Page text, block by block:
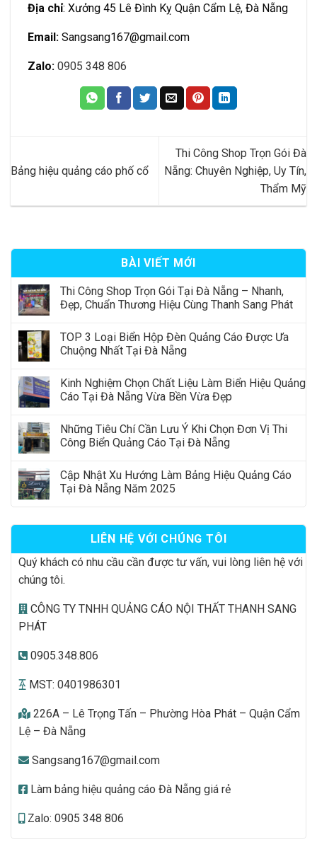
Địa chỉ: Xưởng 45 Lê Đình Kỵ Quận Cẩm Lệ, Đà Nẵng
Email: Sangsang167@gmail.com
Zalo: 0905 348 806
Bảng hiệu quảng cáo phố cổ
Thi Công Shop Trọn Gói Đà
Nẵng: Chuyên Nghiệp, Uy Tín,
Thẩm Mỹ
BÀI VIẾT MỚI
Thi Công Shop Trọn Gói Tại Đà Nẵng – Nhanh,
Đẹp, Chuẩn Thương Hiệu Cùng Thanh Sang Phát
TOP 3 Loại Biển Hộp Đèn Quảng Cáo Được Ưa
Chuộng Nhất Tại Đà Nẵng
Kinh Nghiệm Chọn Chất Liệu Làm Biển Hiệu Quảng
Cáo Tại Đà Nẵng Vừa Bền Vừa Đẹp
Những Tiêu Chí Cần Lưu Ý Khi Chọn Đơn Vị Thi
Công Biển Quảng Cáo Tại Đà Nẵng
Cập Nhật Xu Hướng Làm Bảng Hiệu Quảng Cáo
Tại Đà Nẵng Năm 2025
LIÊN HỆ VỚI CHÚNG TÔI
Quý khách có nhu cầu cần được tư vấn, vui lòng liên hệ với
chúng tôi.
CÔNG TY TNHH QUẢNG CÁO NỘI THẤT THANH SANG
PHÁT
0905.348.806
MST: 0401986301
226A – Lê Trọng Tấn – Phường Hòa Phát – Quận Cẩm
Lệ – Đà Nẵng
Sangsang167@gmail.com
Làm bảng hiệu quảng cáo Đà Nẵng giá rẻ
Zalo: 0905 348 806